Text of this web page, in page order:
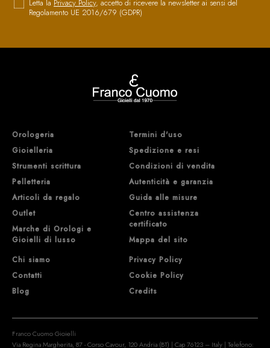
Letta la Privacy Policy, accetto di ricevere la newsletter ai sensi del
Regolamento UE 2016/679 (GDPR)
Orologeria
Gioielleria
Strumenti scrittura
Pelletteria
Articoli da regalo
Outlet
Marche di Orologi e
Gioielli di lusso
Chi siamo
Contatti
Blog
Termini d'uso
Spedizione e resi
Condizioni di vendita
Autenticità e garanzia
Guida alle misure
Centro assistenza
certificato
Mappa del sito
Privacy Policy
Cookie Policy
Credits
Franco Cuomo Gioielli
Via Regina Margherita, 87 - Corso Cavour, 120 Andria (BT) | Cap 76123 – Italy | Telefono: